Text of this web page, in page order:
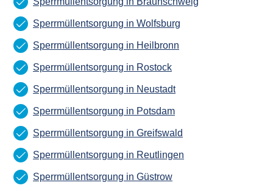
Sperrmüllentsorgung in Wolfsburg
Sperrmüllentsorgung in Heilbronn
Sperrmüllentsorgung in Rostock
Sperrmüllentsorgung in Neustadt
Sperrmüllentsorgung in Potsdam
Sperrmüllentsorgung in Greifswald
Sperrmüllentsorgung in Reutlingen
Sperrmüllentsorgung in Güstrow